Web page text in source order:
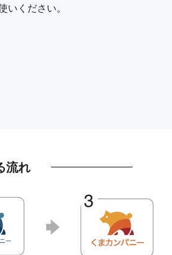
ください。
流れ